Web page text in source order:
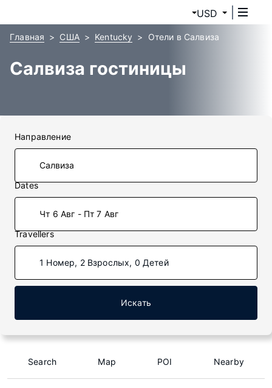
USD
Главная США Kentucky Отели в Салвиза
Салвиза гостиницы
Направление
Dates
Чт 6 Авг - Пт 7 Авг
Travellers
1 Номер, 2 Взрослых, 0 Детей
Искать
Search Map POI Nearby